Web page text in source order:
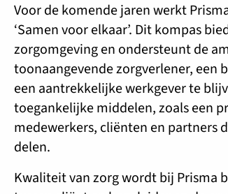
Voor de komende jaren werkt
‘Samen voor elkaar’. Dit kompas
zorgomgeving en ondersteunt de
toonaangevende zorgverlener, een
een aantrekkelijke werkgever te
toegankelijke middelen, zoals een
medewerkers, cliënten en partners
delen.
Kwaliteit van zorg wordt bij Prisma